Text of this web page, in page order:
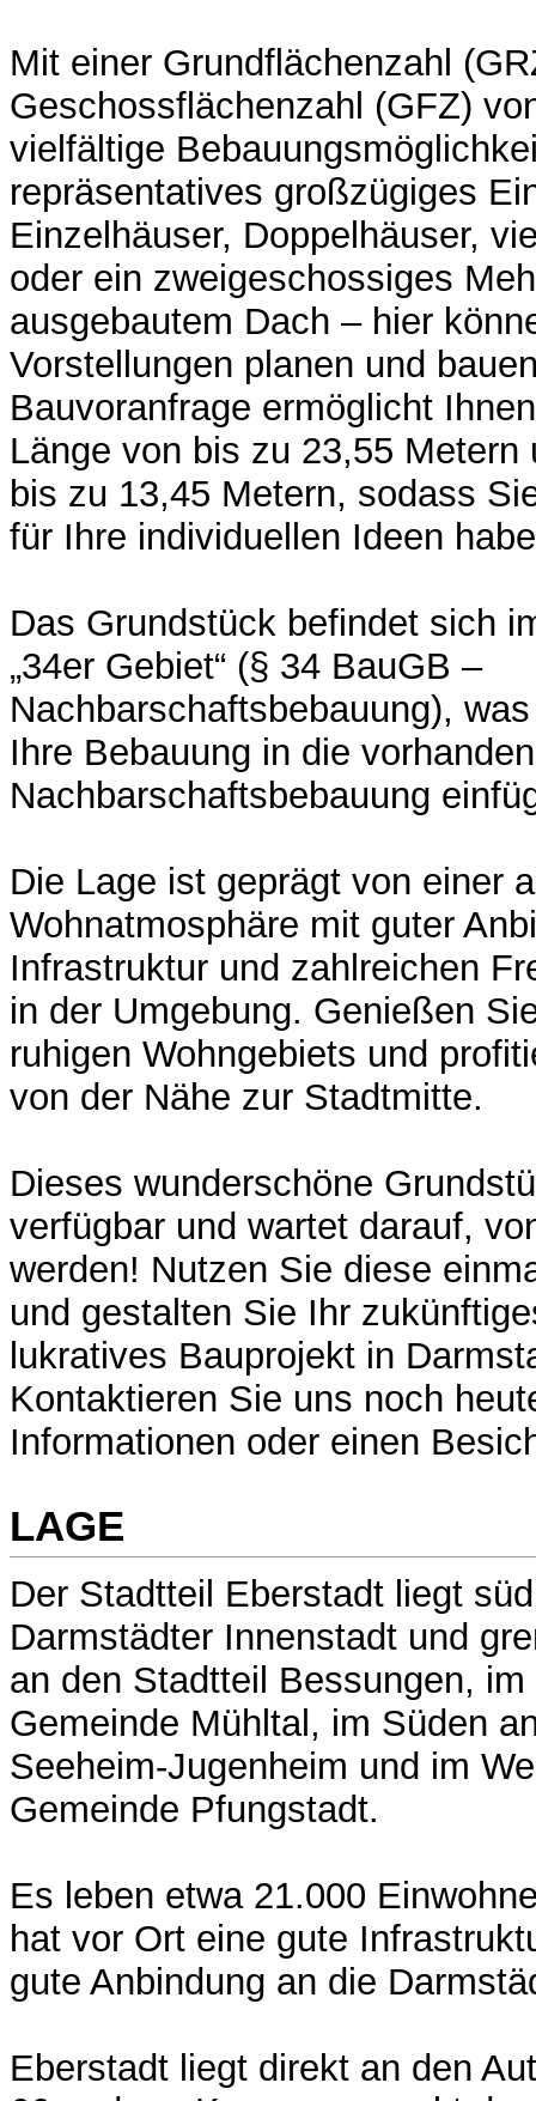
Mit einer Grundflächenzahl
Geschossflächenzahl (GFZ)
vielfältige
repräsentatives großzügiges
Einzelhäuser, Doppelhäuser,
oder ein zweigeschossiges
ausgebautem Dach – hier
Vorstellungen planen und
Bauvoranfrage ermöglicht
Länge von bis zu 23,55 Metern
bis zu 13,45 Metern, sodass
für Ihre individuellen Ideen
Das Grundstück befindet sich
„34er Gebiet“ (§ 34 BauGB –
Nachbarschaftsbebauung),
Ihre Bebauung in die
Nachbarschaftsbebauung
Die Lage ist geprägt von einer
Wohnatmosphäre mit guter
Infrastruktur und zahlreichen
in der Umgebung. Genießen
ruhigen Wohngebiets und
von der Nähe zur Stadtmitte.
Dieses wunderschöne
verfügbar und wartet darauf,
werden! Nutzen Sie diese
und gestalten Sie Ihr
lukratives Bauprojekt in
Kontaktieren Sie uns noch
Informationen oder einen
LAGE
Der Stadtteil Eberstadt liegt
Darmstädter Innenstadt und
an den Stadtteil Bessungen,
Gemeinde Mühltal, im Süden
Seeheim-Jugenheim und im
Gemeinde Pfungstadt.
Es leben etwa 21.000
hat vor Ort eine gute
gute Anbindung an die
Eberstadt liegt direkt an den